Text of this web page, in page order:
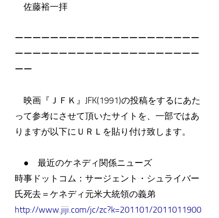
佐藤裕一拝
ーーーーーーーーーーーーーーーーーーーーー
ーーーーーーーーーーーーーーーーーーーーー
ーー
映画『ＪＦＫ』JFK(1991)の投稿をするにあた
って参考にさせて頂いたサイトを、一部ではあ
りますが以下にＵＲＬを貼り付け致します。
● 最近のケネディ関係ニューズ
時事ドットコム：サージェント・シュライバー
氏死去＝ケネディ元米大統領の義弟
http://www.jiji.com/jc/zc?k=201101/2011011900